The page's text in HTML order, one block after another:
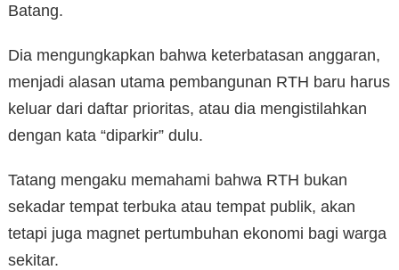
Batang.
Dia mengungkapkan bahwa keterbatasan anggaran,
menjadi alasan utama pembangunan RTH baru harus
keluar dari daftar prioritas, atau dia mengistilahkan
dengan kata “diparkir” dulu.
Tatang mengaku memahami bahwa RTH bukan
sekadar tempat terbuka atau tempat publik, akan
tetapi juga magnet pertumbuhan ekonomi bagi warga
sekitar.